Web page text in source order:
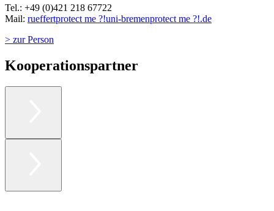
Tel.: +49 (0)421 218 67722
Mail: rueffertprotect me ?!uni-bremenprotect me ?!.de
> zur Person
Kooperationspartner